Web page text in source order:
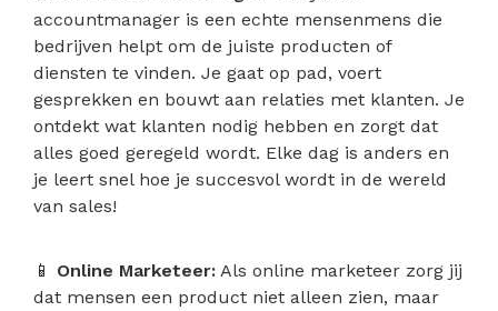
accountmanager is een echte mensenmens die
bedrijven helpt om de juiste producten of
diensten te vinden. Je gaat op pad, voert
gesprekken en bouwt aan relaties met klanten. Je
ontdekt wat klanten nodig hebben en zorgt dat
alles goed geregeld wordt. Elke dag is anders en
je leert snel hoe je succesvol wordt in de wereld
van sales!
📱 Online Marketeer: Als online marketeer zorg jij
dat mensen een product niet alleen zien, maar